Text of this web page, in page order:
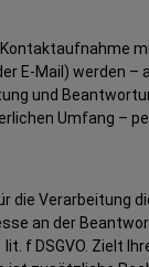
Kontaktaufnahme
E-Mail) werden –
und
Umfang –
die Verarbeitung
an der
lit. f DSGVO. Zielt